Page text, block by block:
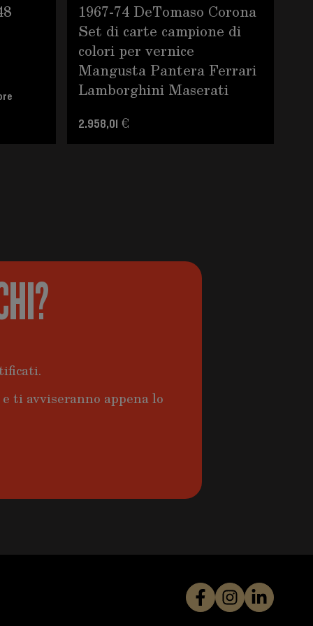
1967-74 DeTomaso Corona
Set di carte campione di
colori per vernice
Mangusta Pantera Ferrari
Lamborghini Maserati
2.958,01 €
ti avviseranno appena lo